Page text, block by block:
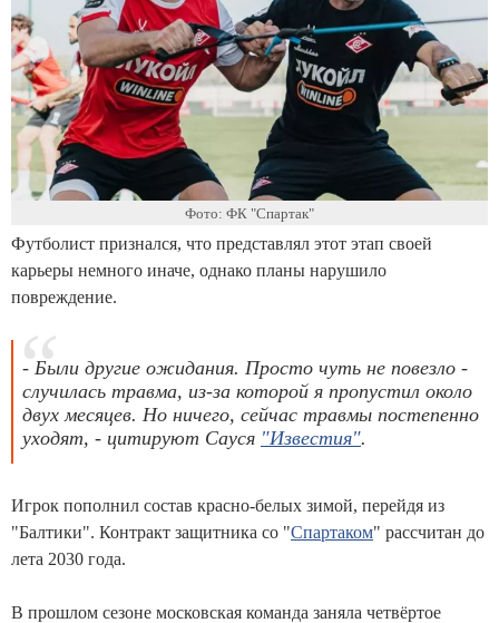
Фото: ФК "Спартак"
Футболист признался, что представлял этот этап своей
карьеры немного иначе, однако планы нарушило
повреждение.
- Были другие ожидания. Просто чуть не повезло -
случилась травма, из-за которой я пропустил около
двух месяцев. Но ничего, сейчас травмы постепенно
уходят, - цитируют Сауся "Известия".
Игрок пополнил состав красно-белых зимой, перейдя из
"Балтики". Контракт защитника со "Спартаком" рассчитан до
лета 2030 года.
В прошлом сезоне московская команда заняла четвёртое